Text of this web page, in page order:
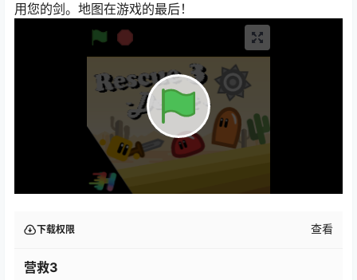
用您的剑。地图在游戏的最后！
下载权限 查看
营救3